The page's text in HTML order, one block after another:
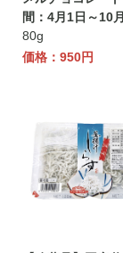
間：4月1日～10
80g
価格：950円